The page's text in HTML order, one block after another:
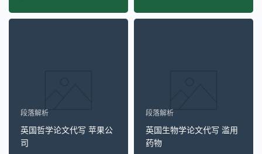
段落解析
英国哲学论文代写 苹果公
司
段落解析
英国生物学论文代写 滥用
药物